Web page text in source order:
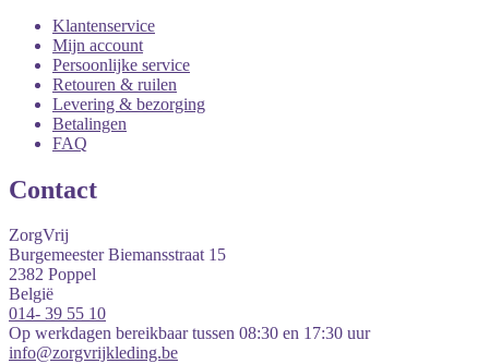
Klantenservice
Mijn account
Persoonlijke service
Retouren & ruilen
Levering & bezorging
Betalingen
FAQ
Contact
ZorgVrij
Burgemeester Biemansstraat 15
2382 Poppel
België
014- 39 55 10
Op werkdagen bereikbaar tussen 08:30 en 17:30 uur
info@zorgvrijkleding.be